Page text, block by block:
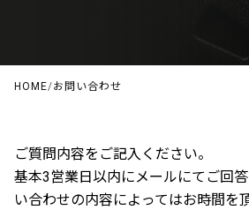
HOME/お問い合わせ
ご質問内容をご記入ください。
基本3営業日以内にメールにてご回
い合わせの内容によってはお時間を